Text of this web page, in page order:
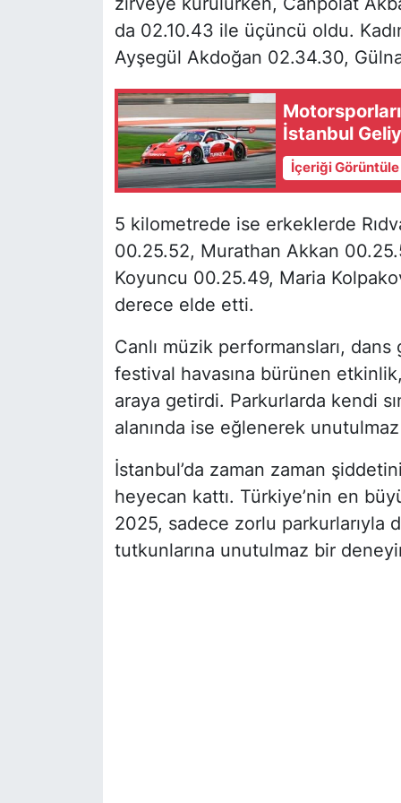
da 02.10.43 ile üçüncü oldu.
Ayşegül Akdoğan 02.34.30,
İstanbul
İçeriği Görüntüle
5 kilometrede ise erkeklerde
00.25.52, Murathan Akkan
Koyuncu 00.25.49, Maria
derece elde etti.
Canlı müzik performansları,
festival havasına bürünen
araya getirdi. Parkurlarda kendi
alanında ise eğlenerek
İstanbul’da zaman zaman
heyecan kattı. Türkiye’nin en
2025, sadece zorlu parkurlarıyla
tutkunlarına unutulmaz bir